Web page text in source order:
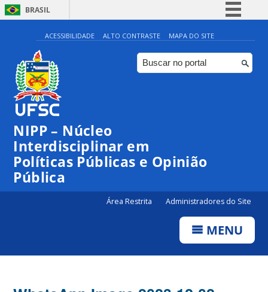
BRASIL
Simplifique!
Comunica BR
Participe
ACESSIBILIDADE ALTO CONTRASTE MAPA DO SITE
NIPP – Núcleo
Interdisciplinar em
Políticas Públicas e Opinião
Pública
Área Restrita Administradores do Site
MENU